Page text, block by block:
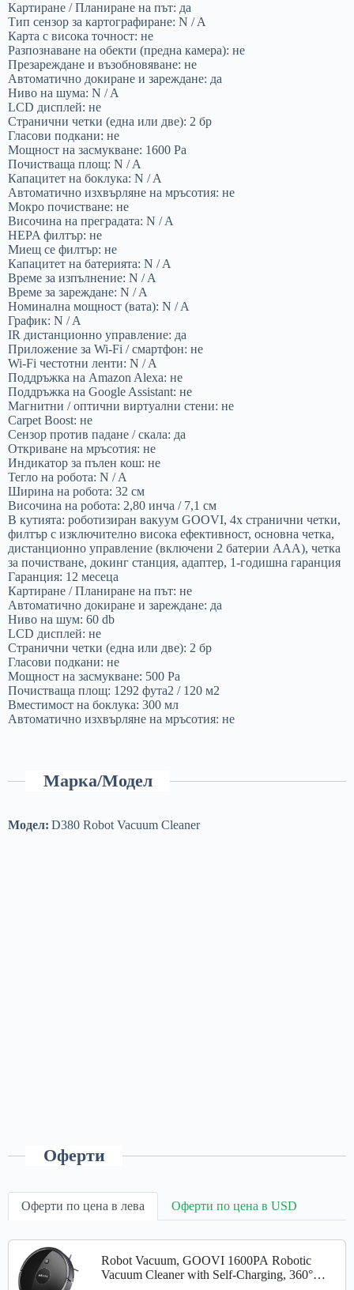
Картиране / Планиране на път: да
Тип сензор за картографиране: N / A
Карта с висока точност: не
Разпознаване на обекти (предна камера): не
Презареждане и възобновяване: не
Автоматично докиране и зареждане: да
Ниво на шума: N / A
LCD дисплей: не
Странични четки (една или две): 2 бр
Гласови подкани: не
Мощност на засмукване: 1600 Pa
Почистваща площ: N / A
Капацитет на боклука: N / A
Автоматично изхвърляне на мръсотия: не
Мокро почистване: не
Височина на преградата: N / A
HEPA филтър: не
Миещ се филтър: не
Капацитет на батерията: N / A
Време за изпълнение: N / A
Време за зареждане: N / A
Номинална мощност (вата): N / A
График: N / A
IR дистанционно управление: да
Приложение за Wi-Fi / смартфон: не
Wi-Fi честотни ленти: N / A
Поддръжка на Amazon Alexa: не
Поддръжка на Google Assistant: не
Магнитни / оптични виртуални стени: не
Carpet Boost: не
Сензор против падане / скала: да
Откриване на мръсотия: не
Индикатор за пълен кош: не
Тегло на робота: N / A
Ширина на робота: 32 см
Височина на робота: 2,80 инча / 7,1 см
В кутията: роботизиран вакуум GOOVI, 4x странични четки,
филтър с изключително висока ефективност, основна четка,
дистанционно управление (включени 2 батерии AAA), четка
за почистване, докинг станция, адаптер, 1-годишна гаранция
Гаранция: 12 месеца
Картиране / Планиране на път: не
Автоматично докиране и зареждане: да
Ниво на шум: 60 db
LCD дисплей: не
Странични четки (една или две): 2 бр
Гласови подкани: не
Мощност на засмукване: 500 Pa
Почистваща площ: 1292 фута2 / 120 м2
Вместимост на боклука: 300 мл
Автоматично изхвърляне на мръсотия: не
Марка/Модел
Модел: D380 Robot Vacuum Cleaner
Оферти
Оферти по цена в лева Оферти по цена в USD
Robot Vacuum, GOOVI 1600PA Robotic
Vacuum Cleaner with Self-Charging, 360°